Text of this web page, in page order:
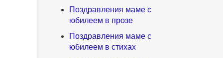
Поздравления маме с
юбилеем в прозе
Поздравления маме с
юбилеем в стихах